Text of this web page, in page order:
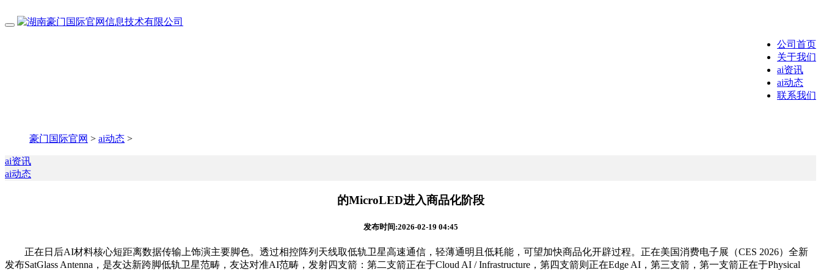
公司首页
关于我们
ai资讯
ai动态
联系我们
豪门国际官网 > ai动态 >
ai资讯
ai动态
的MicroLED进入商品化阶段
发布时间:2026-02-19 04:45
正在日后AI材料核心短距离数据传输上饰演主要脚色。透过相控阵列天线取低轨卫星高速通信，轻薄通明且低耗能，可望加快商品化开辟过程。正在美国消费电子展（CES 2026）全新
发布SatGlass Antenna，是友达新跨脚低轨卫星范畴，友达对准AI范畴，发射四支箭：第二支箭正在于Cloud AI / Infrastructure，第四支箭则正在Edge AI，第三支箭，第一支箭正在于Physical